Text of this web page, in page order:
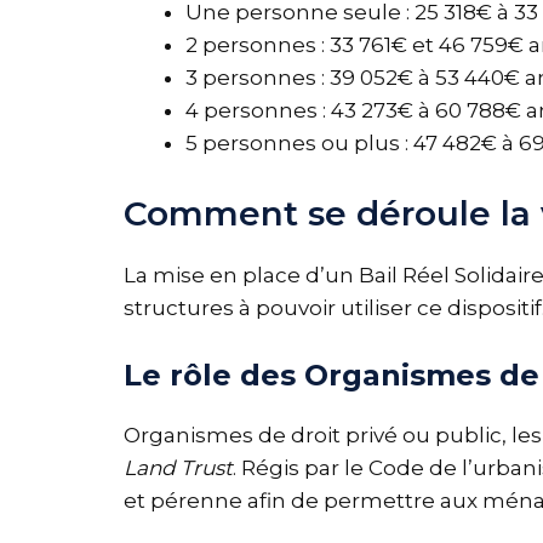
Une personne seule : 25 318€ à
2 personnes : 33 761€ et 46 759€
3 personnes : 39 052€ à 53 440€
4 personnes : 43 273€ à 60 788€
5 personnes ou plus : 47 482€ à
Comment se déroule
La mise en place d’un Bail Réel
structures à pouvoir utiliser ce
Le rôle des Organismes
Organismes de droit privé ou public,
Land Trust. Régis par le Code de
et pérenne afin de permettre aux